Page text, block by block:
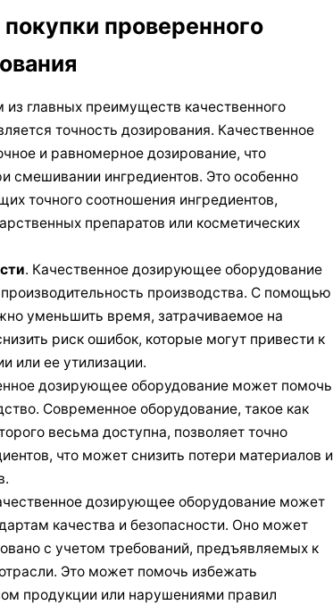
проверенного
из главных преимуществ качественного
точность дозирования. Качественное
и равномерное дозирование, что
смешивании ингредиентов. Это особенно
точного соотношения ингредиентов,
препаратов или косметических
. Качественное дозирующее оборудование
производства. С помощью
уменьшить время, затрачиваемое на
риск ошибок, которые могут привести к
или ее утилизации.
дозирующее оборудование может помочь
Современное оборудование, такое как
весьма доступна, позволяет точно
что может снизить потери материалов и
дозирующее оборудование может
качества и безопасности. Оно может
с учетом требований, предъявляемых к
Это может помочь избежать
продукции или нарушениями правил